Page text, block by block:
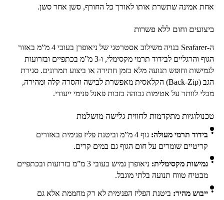
אחת אמינה שתשרת אותו לאורך כל החורף, סשן אחר סשן.
ביצועים וחום ללא פשרות
ה-Seafarer
בנויה משילוב אסטרטגי של ניאופרן בעובי 4 מ”מ באזור
הגוף והרגליים לבידוד תרמי מקסימלי, ו-3 מ”מ בכתפיים ובזרועות
לגמישות וחופש תנועה מלא בזמן חתירה או ביצוע תמרונים. סגירת
הגב (Back-Zip) הקלאסית מאפשרת לבישה והסרה קלה ומהירה,
מבלי לוותר על אטימות גבוהה בזכות פאנל פנימי ייעודי.
טכנולוגיות מתקדמות לחווית גלישה מושלמת
בידוד תרמי מעולה:
גוף 4 מ”מ וביטנת פליז פנימית באזורים
קריטיים שומרים על חום הגוף גם במים קרים.
גמישות מקסימלית:
ניאופרן גמיש בעובי 3 מ”מ בזרועות ובכתפיים
מבטיח טווח תנועה בלתי מוגבל.
ייבוש מהיר: ביטנת הפליז הפנימית לא רק מחממת אלא גם